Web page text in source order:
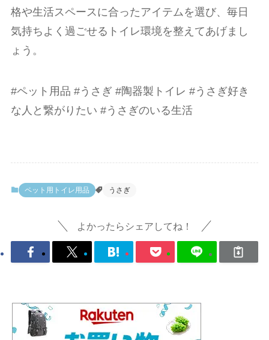
格や生活スペースに合ったアイテムを選び、毎日
気持ちよく過ごせるトイレ環境を整えてあげまし
ょう。
#ペット用品 #うさぎ #陶器製トイレ #うさぎ好き
な人と繋がりたい #うさぎのいる生活
ペット用トイレ用品 うさぎ
よかったらシェアしてね！